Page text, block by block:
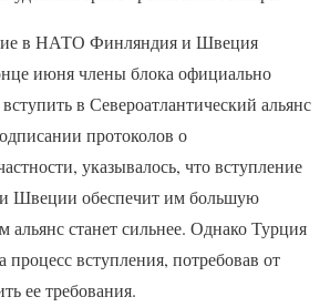
в НАТО Финляндия и Швеция
июня члены блока официально
в Североатлантический альянс
протоколов о
указывалось, что вступление
Швеции обеспечит им большую
альянс станет сильнее. Однако Турция
процесс вступления, потребовав от
ее требования.